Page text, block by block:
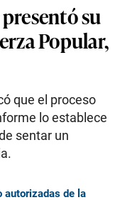
su
Popular,
que el proceso
lo establece
sentar un
autorizadas de la